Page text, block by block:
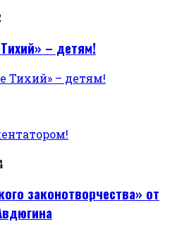
– детям!
законотворчества» от